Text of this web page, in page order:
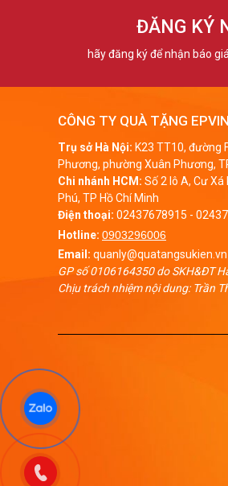
ĐĂNG KÝ
hãy đăng ký để nhận báo
CÔNG TY QUÀ TẶNG
Trụ sở Hà Nội: K23 TT10, đường
Phương, phường Xuân Phương,
Chi nhánh HCM: Số 2 lô A, Cư
Phú, TP Hồ Chí Minh
Điện thoại: 02437678915 -
Hotline: 0903296006
Email: quanly@quatangsukien.vn
GP số 0106164350 do SKH&ĐT
Chịu trách nhiệm nội dung: Trần